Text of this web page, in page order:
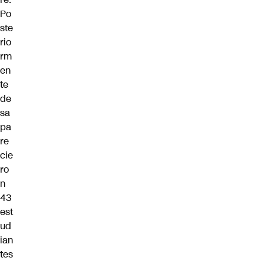
Po
ste
rio
rm
en
te
de
sa
pa
re
cie
ro
n
43
est
ud
ian
tes